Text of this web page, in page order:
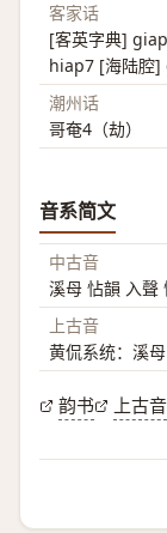
客家话
[客英字典]
hiap7 [海陆腔
潮州话
哥奄4（劫）
音系简文
中古音
溪母 怗韻 入聲
上古音
黄侃系统：溪
韵书 上古音